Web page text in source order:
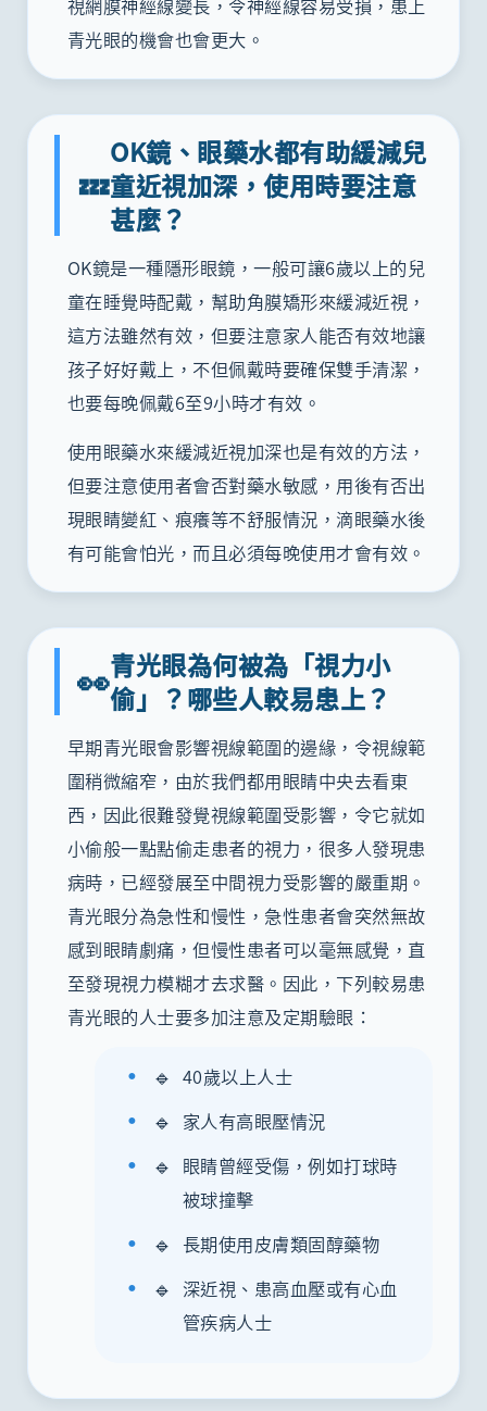
青光眼的機會也會更大。
💤
OK鏡、眼藥水都有助緩減兒
童近視加深，使用時要注意
甚麼？
OK鏡是一種隱形眼鏡，一般可讓6歲以上的兒
童在睡覺時配戴，幫助角膜矯形來緩減近視，
這方法雖然有效，但要注意家人能否有效地讓
孩子好好戴上，不但佩戴時要確保雙手清潔，
也要每晚佩戴6至9小時才有效。
使用眼藥水來緩減近視加深也是有效的方法，
但要注意使用者會否對藥水敏感，用後有否出
現眼睛變紅、痕癢等不舒服情況，滴眼藥水後
有可能會怕光，而且必須每晚使用才會有效。
👀青光眼為何被為「視力小
偷」？哪些人較易患上？
早期青光眼會影響視線範圍的邊緣，令視線範
圍稍微縮窄，由於我們都用眼睛中央去看東
西，因此很難發覺視線範圍受影響，令它就如
小偷般一點點偷走患者的視力，很多人發現患
病時，已經發展至中間視力受影響的嚴重期。
青光眼分為急性和慢性，急性患者會突然無故
感到眼睛劇痛，但慢性患者可以毫無感覺，直
至發現視力模糊才去求醫。因此，下列較易患
青光眼的人士要多加注意及定期驗眼：
🔹 40歲以上人士
🔹 家人有高眼壓情況
🔹 眼睛曾經受傷，例如打球時
被球撞擊
🔹 長期使用皮膚類固醇藥物
🔹 深近視、患高血壓或有心血
管疾病人士